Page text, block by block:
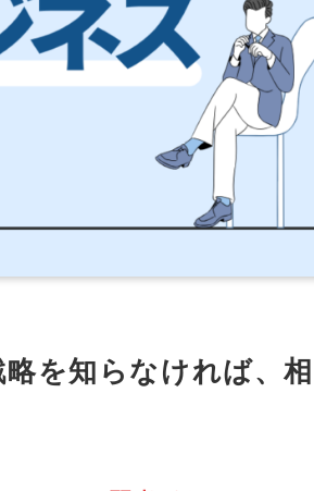
を知らなければ、相